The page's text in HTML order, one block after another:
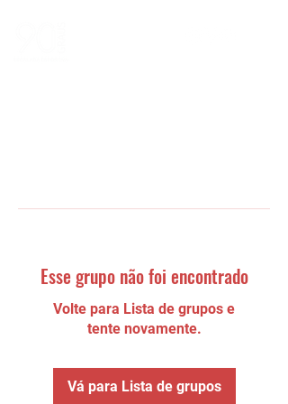
Esse grupo não foi encontrado
Volte para Lista de grupos e
tente novamente.
Vá para Lista de grupos